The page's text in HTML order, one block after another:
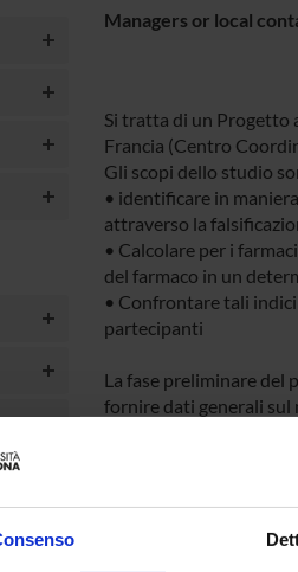
Managers or local
Si tratta di un Progetto
Francia (Centro
Gli scopi dello studio
• identificare in
attraverso la
• Calcolare per i
del farmaco in un
• Confrontare tali indici
partecipanti
La fase preliminare del
fornire dati generali sul
I paesi partecipanti
numero e la natura
indagine. In questo